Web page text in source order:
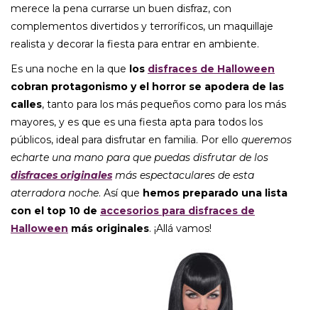
merece la pena currarse un buen disfraz, con
complementos divertidos y terroríficos, un maquillaje
realista y decorar la fiesta para entrar en ambiente.
Es una noche en la que los disfraces de Halloween
cobran protagonismo y el horror se apodera de las
calles, tanto para los más pequeños como para los más
mayores, y es que es una fiesta apta para todos los
públicos, ideal para disfrutar en familia. Por ello queremos
echarte una mano para que puedas disfrutar de los
disfraces originales más espectaculares de esta
aterradora noche. Así que hemos preparado una lista
con el top 10 de accesorios para disfraces de
Halloween más originales. ¡Allá vamos!